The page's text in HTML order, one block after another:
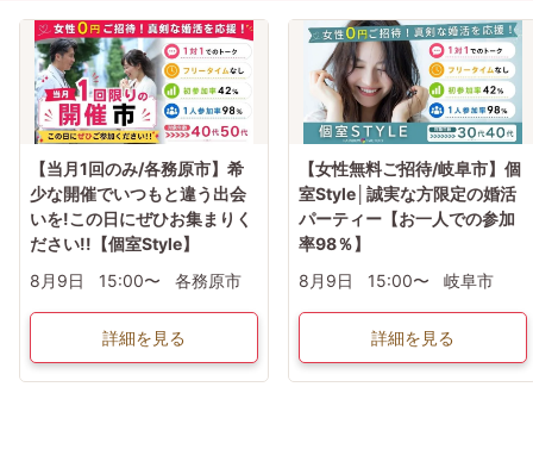
【当月1回のみ/各務原市】希
少な開催でいつもと違う出会
いを!この日にぜひお集まりく
ださい!!【個室Style】
8月9日
15:00〜 各務原市
詳細を見る
【女性無料ご招待/岐阜市】個
室Style│誠実な方限定の婚活
パーティー【お一人での参加
率98％】
8月9日
15:00〜 岐阜市
詳細を見る